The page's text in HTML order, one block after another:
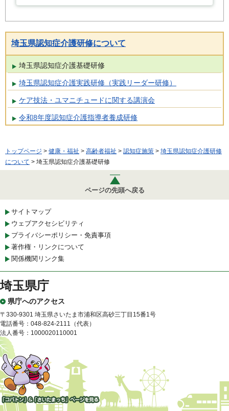
埼玉県認知症介護研修について
埼玉県認知症介護基礎研修
埼玉県認知症介護実践研修（実践リーダー研修）
ケア技法・ユマニチュードに関する講演会
令和8年度認知症介護指導者養成研修
トップページ > 健康・福祉 > 高齢者福祉 > 認知症施策 > 埼玉県認知症介護研修
について > 埼玉県認知症介護基礎研修
ページの先頭へ戻る
サイトマップ
ウェブアクセシビリティ
プライバシーポリシー・免責事項
著作権・リンクについて
関係機関リンク集
埼玉県庁
県庁へのアクセス
〒330-9301 埼玉県さいたま市浦和区高砂三丁目15番1号
電話番号：048-824-2111（代表）
法人番号：1000020110001
「コバトン」&「さいたまっ